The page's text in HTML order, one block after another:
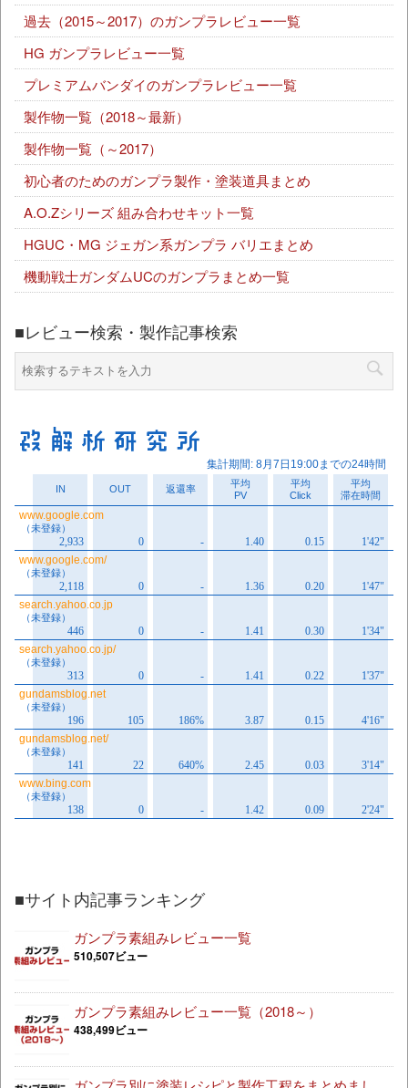
過去（2015～2017）のガンプラレビュー一覧
HG ガンプラレビュー一覧
プレミアムバンダイのガンプラレビュー一覧
製作物一覧（2018～最新）
製作物一覧（～2017）
初心者のためのガンプラ製作・塗装道具まとめ
A.O.Zシリーズ 組み合わせキット一覧
HGUC・MG ジェガン系ガンプラ バリエまとめ
機動戦士ガンダムUCのガンプラまとめ一覧
■レビュー検索・製作記事検索
■サイト内記事ランキング
ガンプラ素組みレビュー一覧
510,507ビュー
ガンプラ素組みレビュー一覧（2018～）
438,499ビュー